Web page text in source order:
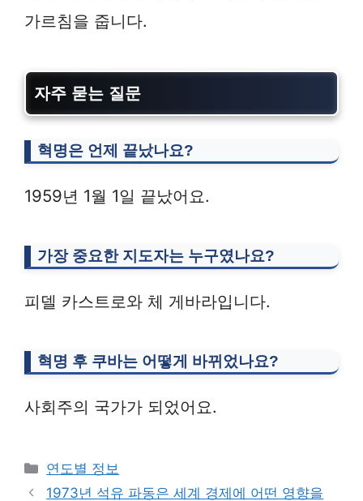
가르침을 줍니다.
자주 묻는 질문
혁명은 언제 끝났나요?
1959년 1월 1일 끝났어요.
가장 중요한 지도자는 누구였나요?
피델 카스트로와 체 게바라입니다.
혁명 후 쿠바는 어떻게 바뀌었나요?
사회주의 국가가 되었어요.
Categories
연도별 정보
1973년 석유 파동은 세계 경제에 어떤 영향을